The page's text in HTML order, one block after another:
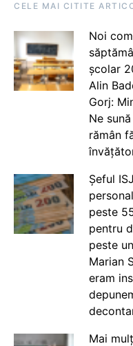
CELE MAI CITITE
Noi
școlar
Alin
Gorj:
Ne
rămân
Șeful
peste
pentru
peste
Marian
eram
Mai